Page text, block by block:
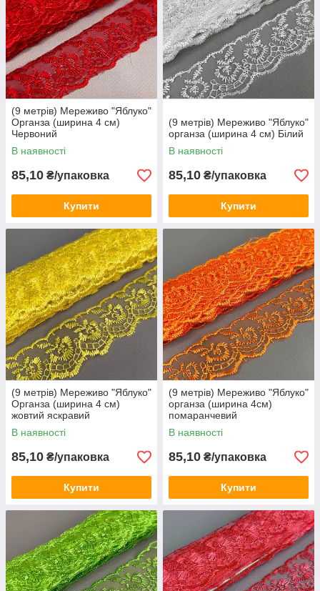
(9 метрів) Мереживо "Яблуко"
Органза (ширина 4 см)
Червоний
В наявності
85,10 ₴/упаковка
Купити
(9 метрів) Мереживо "Яблуко"
органза (ширина 4 см) Білий
В наявності
85,10 ₴/упаковка
Купити
(9 метрів) Мереживо "Яблуко"
Органза (ширина 4 см)
жовтий яскравий
В наявності
85,10 ₴/упаковка
Купити
(9 метрів) Мереживо "Яблуко"
органза (ширина 4см)
помаранчевий
В наявності
85,10 ₴/упаковка
Купити